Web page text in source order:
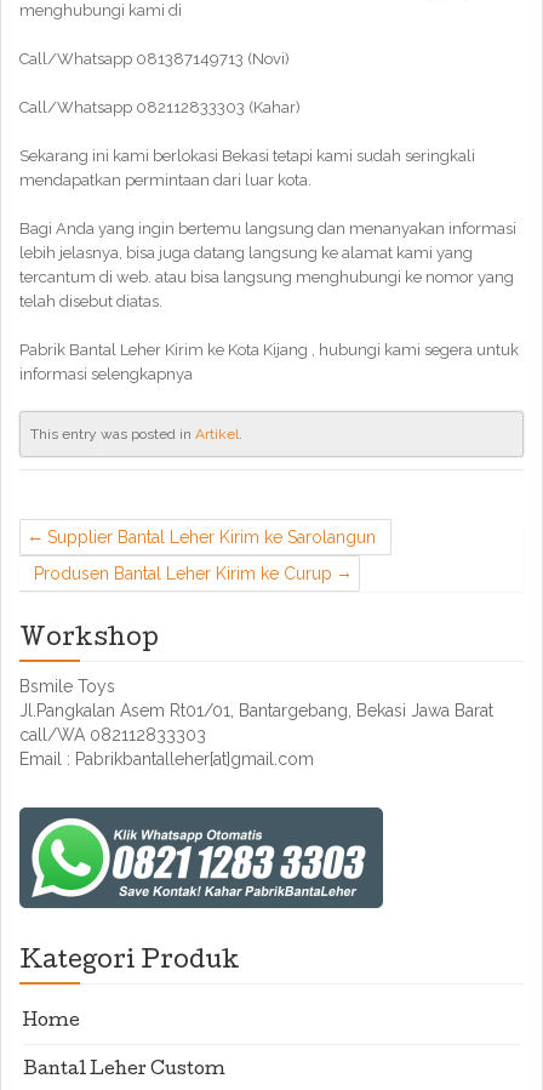
menghubungi kami di
Call/Whatsapp 081387149713 (Novi)
Call/Whatsapp 082112833303 (Kahar)
Sekarang ini kami berlokasi Bekasi tetapi kami sudah seringkali
mendapatkan permintaan dari luar kota.
Bagi Anda yang ingin bertemu langsung dan menanyakan informasi
lebih jelasnya, bisa juga datang langsung ke alamat kami yang
tercantum di web. atau bisa langsung menghubungi ke nomor yang
telah disebut diatas.
Pabrik Bantal Leher Kirim ke Kota Kijang , hubungi kami segera untuk
informasi selengkapnya
This entry was posted in Artikel.
Supplier Bantal Leher Kirim ke Sarolangun
Produsen Bantal Leher Kirim ke Curup
Workshop
Bsmile Toys
Jl.Pangkalan Asem Rt01/01, Bantargebang, Bekasi Jawa Barat
call/WA 082112833303
Email : Pabrikbantalleher[at]gmail.com
Kategori Produk
Home
Bantal Leher Custom